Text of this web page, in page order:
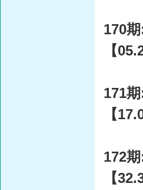
170
【
171
【
172
【